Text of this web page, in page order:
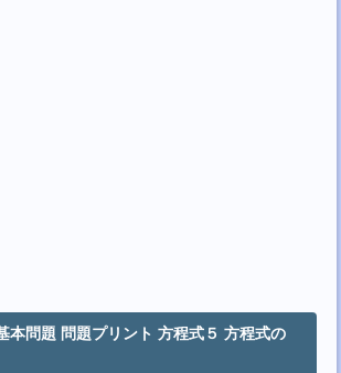
本問題 問題プリント 方程式５ 方程式の